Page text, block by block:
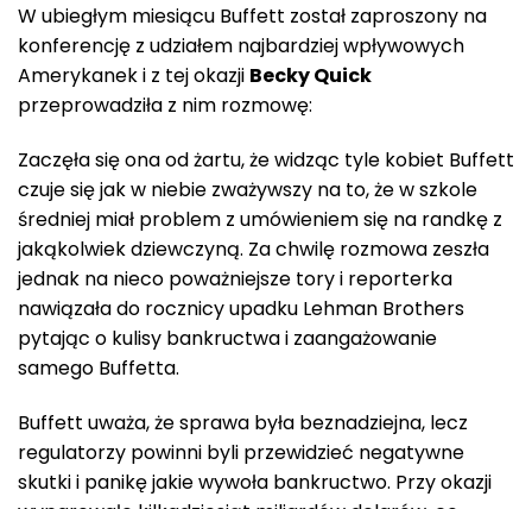
W ubiegłym miesiącu Buffett został zaproszony na
konferencję z udziałem najbardziej wpływowych
Amerykanek i z tej okazji Becky Quick
przeprowadziła z nim rozmowę:
Zaczęła się ona od żartu, że widząc tyle kobiet Buffett
czuje się jak w niebie zważywszy na to, że w szkole
średniej miał problem z umówieniem się na randkę z
jakąkolwiek dziewczyną. Za chwilę rozmowa zeszła
jednak na nieco poważniejsze tory i reporterka
nawiązała do rocznicy upadku Lehman Brothers
pytając o kulisy bankructwa i zaangażowanie
samego Buffetta.
Buffett uważa, że sprawa była beznadziejna, lecz
regulatorzy powinni byli przewidzieć negatywne
skutki i panikę jakie wywoła bankructwo. Przy okazji